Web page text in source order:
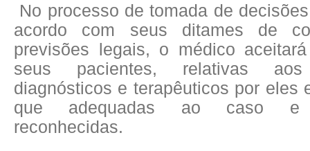
No processo de tomada de
acordo com seus ditames de
previsões legais, o médico
seus pacientes, relativas aos
diagnósticos e terapêuticos por eles
que adequadas ao caso e
reconhecidas.